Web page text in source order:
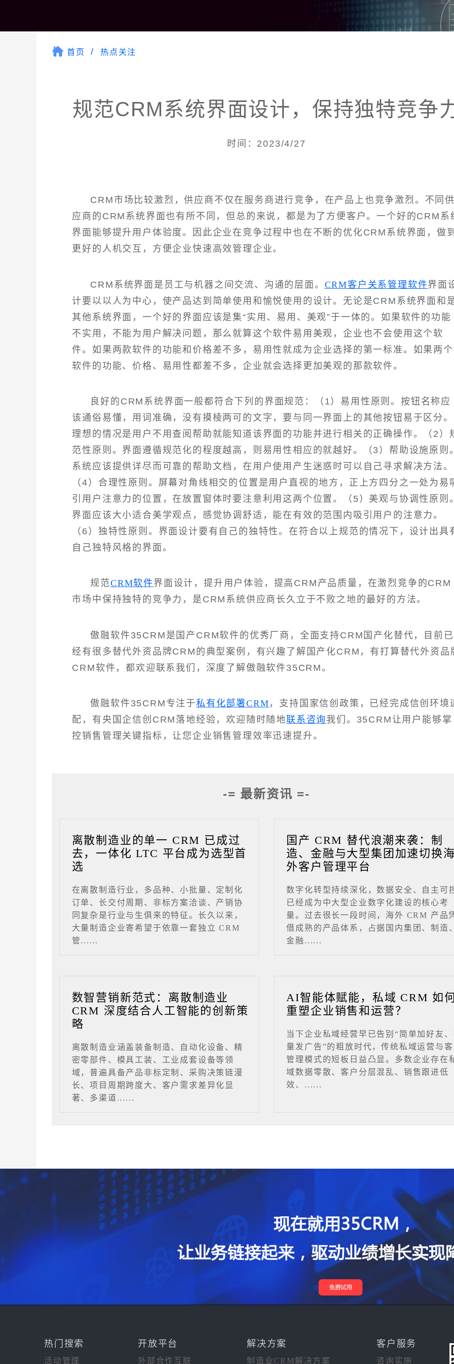
首页 热点关注
规范CRM系统界面设计，保持独特竞争
时间：2023/4/27
CRM市场比较激烈，供应商不仅在服务商进行竞争，在产品上也竞争激烈。不同供
应商的CRM系统界面也有所不同，但总的来说，都是为了方便客户。一个好的CRM系
界面能够提升用户体验度。因此企业在竞争过程中也在不断的优化CRM系统界面，做到
更好的人机交互，方便企业快速高效管理企业。
CRM系统界面是员工与机器之间交流、沟通的层面。 CRM客户关系管理软件界面
计要以以人为中心，使产品达到简单使用和愉悦使用的设计。无论是CRM系统界面和
其他系统界面，一个好的界面应该是集“实用、易用、美观”于一体的。如果软件的功能
不实用，不能为用户解决问题，那么就算这个软件易用美观，企业也不会使用这个软
件。如果两款软件的功能和价格差不多，易用性就成为企业选择的第一标准。如果两个
软件的功能、价格、易用性都差不多，企业就会选择更加美观的那款软件。
良好的CRM系统界面一般都符合下列的界面规范：（1）易用性原则。按钮名称应
该通俗易懂，用词准确，没有摸棱两可的文字，要与同一界面上的其他按钮易于区分。
理想的情况是用户不用查阅帮助就能知道该界面的功能并进行相关的正确操作。（2）
范性原则。界面遵循规范化的程度越高，则易用性相应的就越好。（3）帮助设施原则。
系统应该提供详尽而可靠的帮助文档，在用户使用产生迷惑时可以自己寻求解决方法。
（4）合理性原则。屏幕对角线相交的位置是用户直视的地方，正上方四分之一处为易
引用户注意力的位置，在放置窗体时要注意利用这两个位置。（5）美观与协调性原则。
界面应该大小适合美学观点，感觉协调舒适，能在有效的范围内吸引用户的注意力。
（6）独特性原则。界面设计要有自己的独特性。在符合以上规范的情况下，设计出具
自己独特风格的界面。
规范CRM软件界面设计，提升用户体验，提高CRM产品质量，在激烈竞争的CRM
市场中保持独特的竞争力，是CRM系统供应商长久立于不败之地的最好的方法。
傲融软件35CRM是国产CRM软件的优秀厂商，全面支持CRM国产化替代，目前已
经有很多替代外资品牌CRM的典型案例，有兴趣了解国产化CRM，有打算替代外资品
CRM软件，都欢迎联系我们，深度了解傲融软件35CRM。
傲融软件35CRM专注于私有化部署CRM ，支持国家信创政策，已经完成信创环境
配，有央国企信创CRM落地经验，欢迎随时随地联系咨询 我们。35CRM让用户能够掌
控销售管理关键指标，让您企业销售管理效率迅速提升。
-= 最新资讯 =-
离散制造业的单一 CRM 已成过
去，一体化 LTC 平台成为选型首
选
在离散制造行业，多品种、小批量、定制化
订单、长交付周期、非标方案洽谈、产销协
同复杂是行业与生俱来的特征。长久以来，
大量制造企业寄希望于依靠一套独立 CRM
管......
国产 CRM 替代浪潮来袭：制
造、金融与大型集团加速切换海
外客户管理平台
数字化转型持续深化，数据安全、自主可
已经成为中大型企业数字化建设的核心考
量。过去很长一段时间，海外 CRM 产品
借成熟的产品体系，占据国内集团、制造、
金融......
数智营销新范式：离散制造业
CRM 深度结合人工智能的创新策
略
离散制造业涵盖装备制造、自动化设备、精
密零部件、模具工装、工业成套设备等领
域，普遍具备产品非标定制、采购决策链漫
长、项目周期跨度大、客户需求差异化显
著、多渠道......
AI智能体赋能，私域 CRM 如
重塑企业销售和运营？
当下企业私域经营早已告别“简单加好友
量发广告”的粗放时代，传统私域运营与客
管理模式的短板日益凸显。多数企业存在
域数据零散、客户分层混乱、销售跟进低
效、......
热门搜索 开放平台
活动管理 外部合作互联
解决方案 客户服务
制造业CRM解决方案 咨询实施